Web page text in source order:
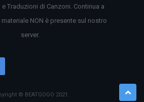
e Traduzioni di Canzoni. Continua a
NON è presente sul nostro
server.
© BEATGOGO 2021 .